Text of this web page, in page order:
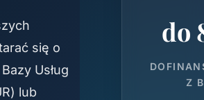
się o
Usług
lub
do
Z